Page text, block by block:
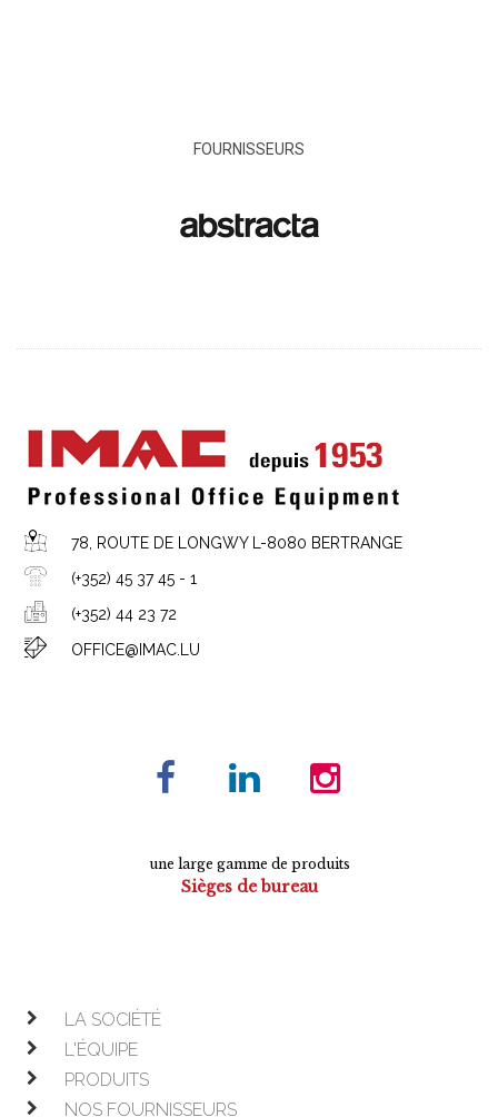
FOURNISSEURS
78, ROUTE DE LONGWY L-8080 BERTRANGE
(+352) 45 37 45 - 1
(+352) 44 23 72
OFFICE@IMAC.LU
une large gamme de produits
Sièges de bureau
LA SOCIÉTÉ
L'ÉQUIPE
PRODUITS
NOS FOURNISSEURS